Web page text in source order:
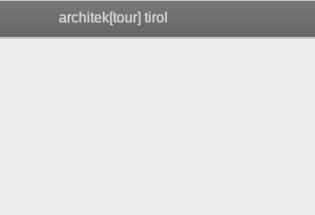
architek[tour] tirol